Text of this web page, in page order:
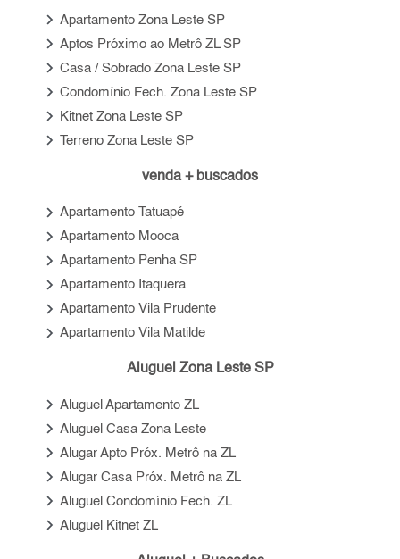
keyboard_arrow_right Apartamento Zona Leste SP
keyboard_arrow_right Aptos Próximo ao Metrô ZL SP
keyboard_arrow_right Casa / Sobrado Zona Leste SP
keyboard_arrow_right Condomínio Fech. Zona Leste SP
keyboard_arrow_right Kitnet Zona Leste SP
keyboard_arrow_right Terreno Zona Leste SP
venda + buscados
keyboard_arrow_right Apartamento Tatuapé
keyboard_arrow_right Apartamento Mooca
keyboard_arrow_right Apartamento Penha SP
keyboard_arrow_right Apartamento Itaquera
keyboard_arrow_right Apartamento Vila Prudente
keyboard_arrow_right Apartamento Vila Matilde
Aluguel Zona Leste SP
keyboard_arrow_right Aluguel Apartamento ZL
keyboard_arrow_right Aluguel Casa Zona Leste
keyboard_arrow_right Alugar Apto Próx. Metrô na ZL
keyboard_arrow_right Alugar Casa Próx. Metrô na ZL
keyboard_arrow_right Aluguel Condomínio Fech. ZL
keyboard_arrow_right Aluguel Kitnet ZL